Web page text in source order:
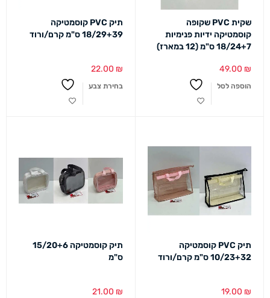
שקית PVC שקופה
קוסמטיקה ידיות פנימיות
18/24+7 ס"מ (12 במארז)
49.00 ₪
הוספה לסל
תיק PVC קוסמטיקה
18/29+39 ס"מ קרם/ורוד
22.00 ₪
בחירת צבע
תיק PVC קוסמטיקה
10/23+32 ס"מ קרם/ורוד
19.00 ₪
תיק קוסמטיקה 15/20+6
ס"מ
21.00 ₪